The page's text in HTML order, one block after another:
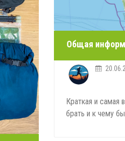
Общая
Краткая и самая
брать и к чему